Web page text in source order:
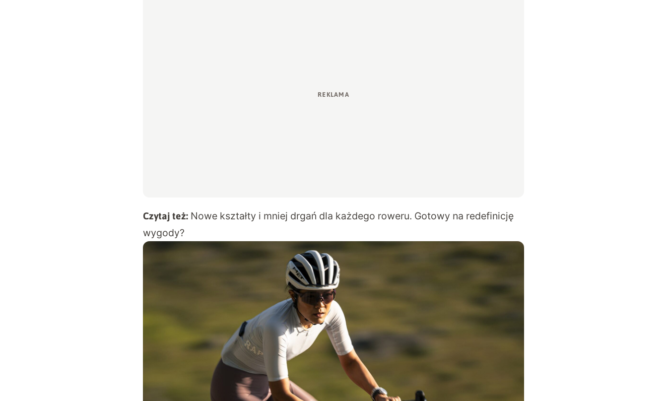
Czytaj też: Nowe kształty i mniej drgań dla każdego roweru. Gotowy na redefinicję
wygody?